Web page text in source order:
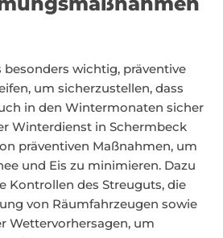
besonders wichtig, präventive
um sicherzustellen, dass
in den Wintermonaten sicher
Winterdienst in Schermbeck
präventiven Maßnahmen, um
und Eis zu minimieren. Dazu
Kontrollen des Streuguts, die
von Räumfahrzeugen sowie
Wettervorhersagen, um